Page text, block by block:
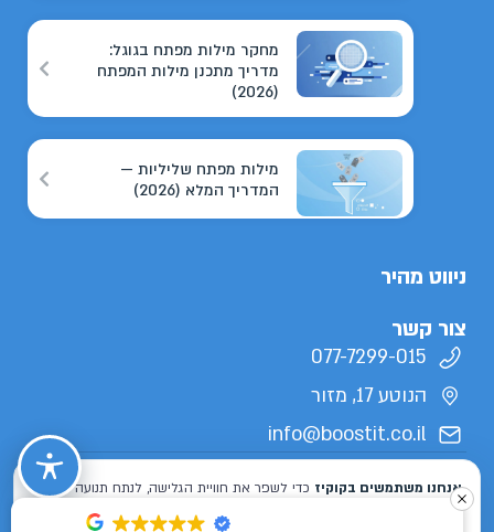
מחקר מילות מפתח בגוגל:
מדריך מתכנן מילות המפתח
(2026)
מילות מפתח שליליות —
המדריך המלא (2026)
ניווט מהיר
צור קשר
077-7299-015
הנוטע 17, מזור
info@boostit.co.il
מדיניות פרטיות הצהרת נגישות
מפת אתר